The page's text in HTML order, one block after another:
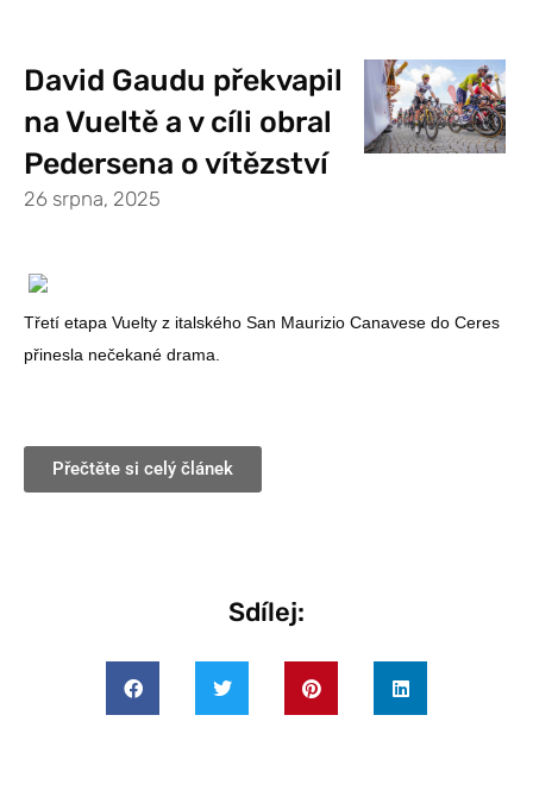
David Gaudu překvapil
na Vueltě a v cíli obral
Pedersena o vítězství
26 srpna, 2025
Třetí etapa Vuelty z italského San Maurizio Canavese do Ceres
přinesla nečekané drama.
Přečtěte si celý článek
Sdílej: